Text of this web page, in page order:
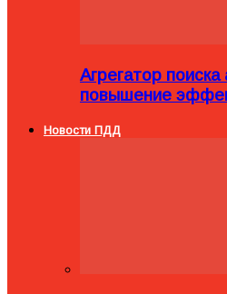
Агрегатор
повышение
Новости ПДД